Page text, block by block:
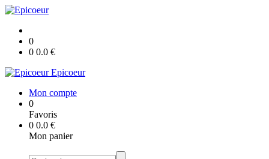
0
0 0.0 €
Epicoeur
Mon compte
0
Favoris
0 0.0 €
Mon panier